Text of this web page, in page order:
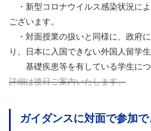
・新型コロナウイルス感染状況に
ございます。
・対面授業の扱いと同様に、政府
り、日本に入国できない外国人留学
基礎疾患等を有している学生につ
詳細は後日ご案内いたします。
ガイダンスに対面で参加